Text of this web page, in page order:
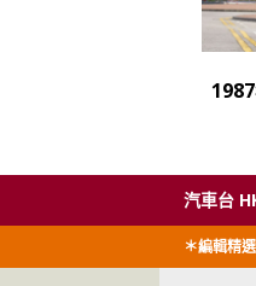
汽車台
＊編輯精